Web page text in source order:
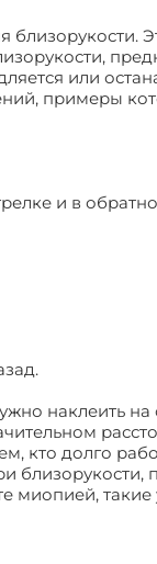
или
примеры
и в
наклеить
кто долго
миопией,